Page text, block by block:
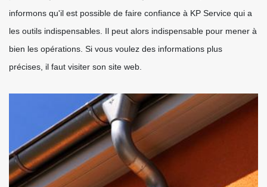
informons qu'il est possible de faire confiance à KP Service qui a
les outils indispensables. Il peut alors indispensable pour mener à
bien les opérations. Si vous voulez des informations plus
précises, il faut visiter son site web.